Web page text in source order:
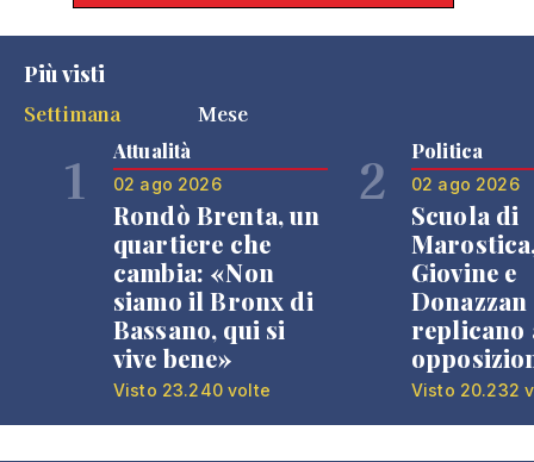
Più visti
Settimana
Mese
1 Attualità
02 ago 2026
Rondò Brenta, un
quartiere che
cambia: «Non
siamo il Bronx di
Bassano, qui si
vive bene»
Visto 23.240 volte
2 Politica
02 ago 2026
Scuola di
Giovine e
Donazzan
replicano
Visto 20.232